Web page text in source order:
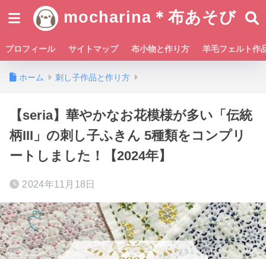
mocharina＊布あそび
プロフィール サイトマップ 布小物と作り方 羊毛フェルト作
ホーム 刺し子作品と作り方
【seria】華やかなお花模様が多い「伝統
柄III」の刺し子ふきん 5種類をコンプリ
ートしました！【2024年】
2024年11月18日